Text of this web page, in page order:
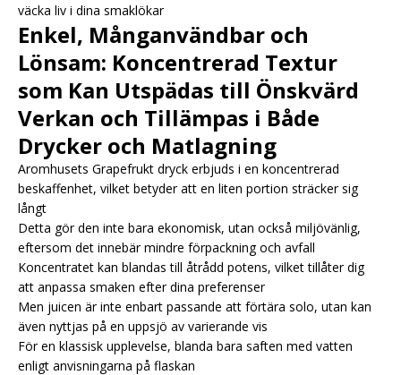
väcka liv i dina smaklökar
Enkel, Månganvändbar och
Lönsam: Koncentrerad Textur
som Kan Utspädas till Önskvärd
Verkan och Tillämpas i Både
Drycker och Matlagning
Aromhusets Grapefrukt dryck erbjuds i en koncentrerad
beskaffenhet, vilket betyder att en liten portion sträcker sig
långt
Detta gör den inte bara ekonomisk, utan också miljövänlig,
eftersom det innebär mindre förpackning och avfall
Koncentratet kan blandas till åtrådd potens, vilket tillåter dig
att anpassa smaken efter dina preferenser
Men juicen är inte enbart passande att förtära solo, utan kan
även nyttjas på en uppsjö av varierande vis
För en klassisk upplevelse, blanda bara saften med vatten
enligt anvisningarna på flaskan